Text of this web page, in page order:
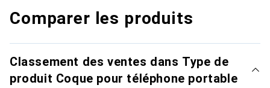
Comparer les produits
Classement des ventes dans Type de
produit Coque pour téléphone portable